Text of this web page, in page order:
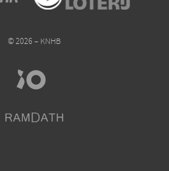
© 2026 – KNHB